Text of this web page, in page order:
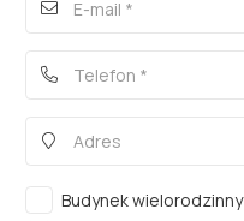
Budynek wielorodzinny